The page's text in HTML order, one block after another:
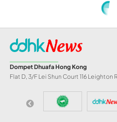
Dompet Dhuafa Hong Kong
Flat D, 3/F Lei Shun Court 116